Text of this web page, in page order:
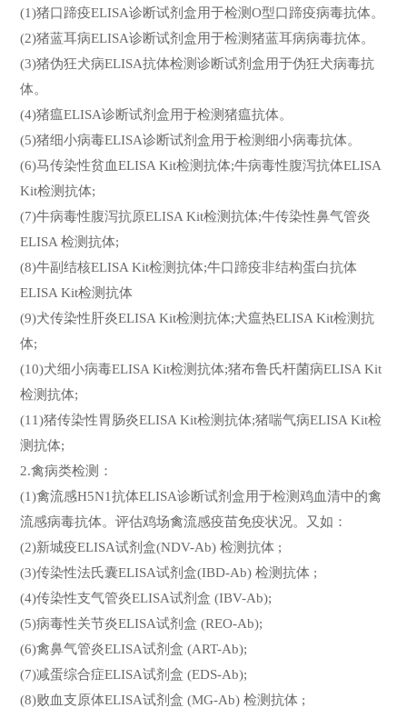
(1)猪口蹄疫ELISA诊断试剂盒用于检测O型口蹄疫病毒抗体。
(2)猪蓝耳病ELISA诊断试剂盒用于检测猪蓝耳病病毒抗体。
(3)猪伪狂犬病ELISA抗体检测诊断试剂盒用于伪狂犬病毒抗
体。
(4)猪瘟ELISA诊断试剂盒用于检测猪瘟抗体。
(5)猪细小病毒ELISA诊断试剂盒用于检测细小病毒抗体。
(6)马传染性贫血ELISA Kit检测抗体;牛病毒性腹泻抗体ELISA
Kit检测抗体;
(7)牛病毒性腹泻抗原ELISA Kit检测抗体;牛传染性鼻气管炎
ELISA 检测抗体;
(8)牛副结核ELISA Kit检测抗体;牛口蹄疫非结构蛋白抗体
ELISA Kit检测抗体
(9)犬传染性肝炎ELISA Kit检测抗体;犬瘟热ELISA Kit检测抗
体;
(10)犬细小病毒ELISA Kit检测抗体;猪布鲁氏杆菌病ELISA Kit
检测抗体;
(11)猪传染性胃肠炎ELISA Kit检测抗体;猪喘气病ELISA Kit检
测抗体;
2.禽病类检测：
(1)禽流感H5N1抗体ELISA诊断试剂盒用于检测鸡血清中的禽
流感病毒抗体。评估鸡场禽流感疫苗免疫状况。又如：
(2)新城疫ELISA试剂盒(NDV-Ab) 检测抗体 ;
(3)传染性法氏囊ELISA试剂盒(IBD-Ab) 检测抗体 ;
(4)传染性支气管炎ELISA试剂盒 (IBV-Ab);
(5)病毒性关节炎ELISA试剂盒 (REO-Ab);
(6)禽鼻气管炎ELISA试剂盒 (ART-Ab);
(7)减蛋综合症ELISA试剂盒 (EDS-Ab);
(8)败血支原体ELISA试剂盒 (MG-Ab) 检测抗体 ;